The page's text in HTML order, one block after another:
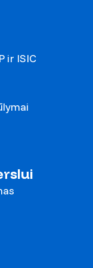
ir ISIC